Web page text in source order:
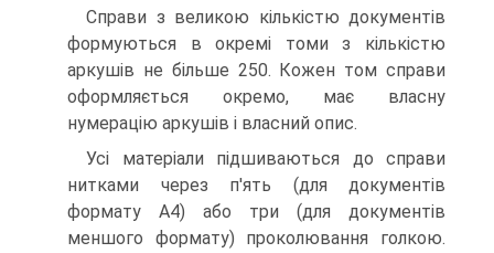
Справи з великою кількістю документів
формуються в окремі томи з кількістю
аркушів не більше 250. Кожен том справи
оформляється окремо, має власну
нумерацію аркушів і власний опис.
Усі матеріали підшиваються до справи
нитками через п'ять (для документів
формату А4) або три (для документів
меншого формату) проколювання голкою.